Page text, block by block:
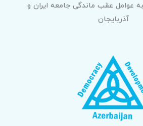
عوامل عقب ماندگی جامعه ایران و
آذربایجان